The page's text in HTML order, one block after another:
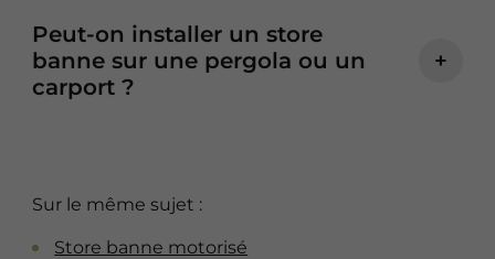
Peut-on installer un store
banne sur une pergola ou un
carport ?
+
Sur le même sujet :
Store banne motorisé